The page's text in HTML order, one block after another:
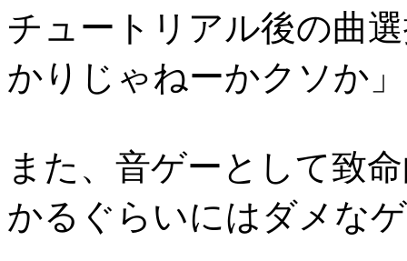
チュートリアル後の曲
かりじゃねーかクソか
また、音ゲーとして致
かるぐらいにはダメな